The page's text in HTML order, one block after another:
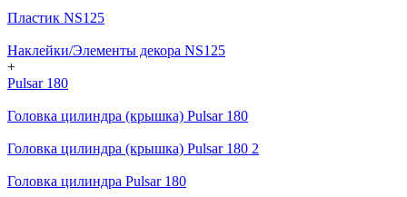
Пластик NS125
Наклейки/Элементы декора NS125
+
Pulsar 180
Головка цилиндра (крышка) Pulsar 180
Головка цилиндра (крышка) Pulsar 180 2
Головка цилиндра Pulsar 180